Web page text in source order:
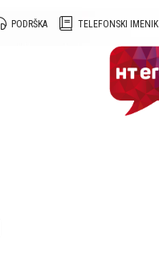
TELEFONSKI IMENIK
PODRŠKA